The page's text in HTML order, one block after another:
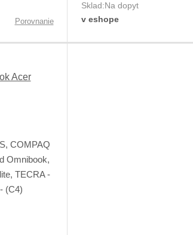
Porovnanie
Sklad:Na dopyt
v eshope
Acer